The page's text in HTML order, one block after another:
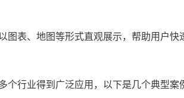
图表、地图等形式直观展示，帮助用户快
个行业得到广泛应用，以下是几个典型案